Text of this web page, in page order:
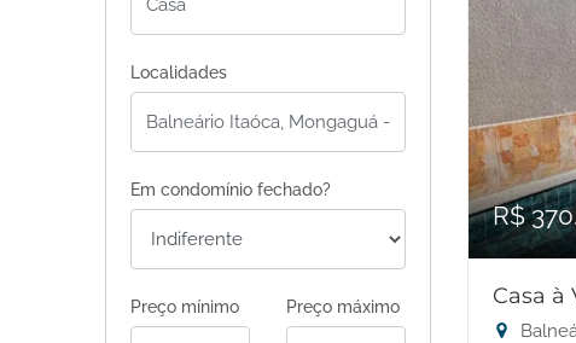
Localidades
Em condomínio fechado?
Preço mínimo Preço máximo
R$
Casa à